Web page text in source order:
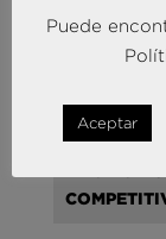
como Socio
Puede
Aceptar